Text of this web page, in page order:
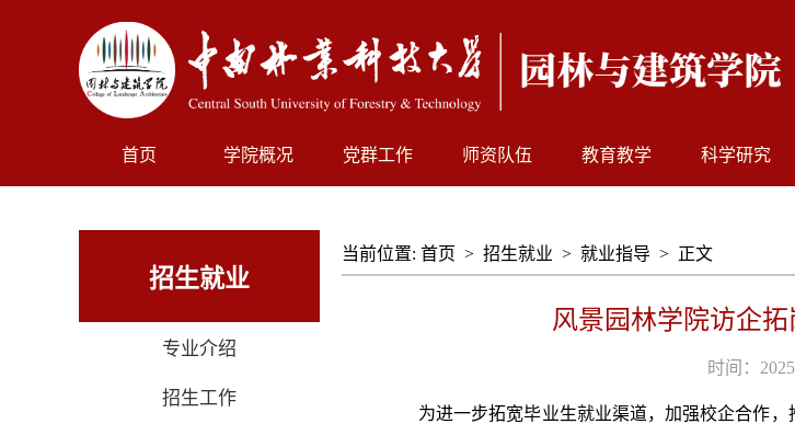
首页 学院概况 党群工作 师资队伍 教育教学 科学研究
招生就业
专业介绍
招生工作
当前位置: 首页 > 招生就业 > 就业指导 > 正文
风景园林学院访企
时间：
为进一步拓宽毕业生就业渠道，加强校企合作，